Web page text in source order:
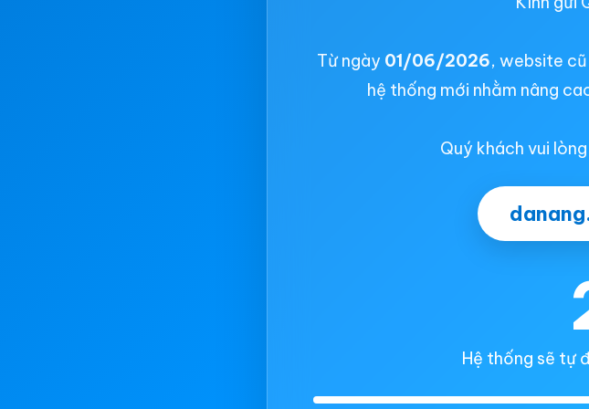
Từ ngày 01/06/2026, website
hệ thống mới nhằm nâng
Quý khách vui
Hệ thống sẽ tự